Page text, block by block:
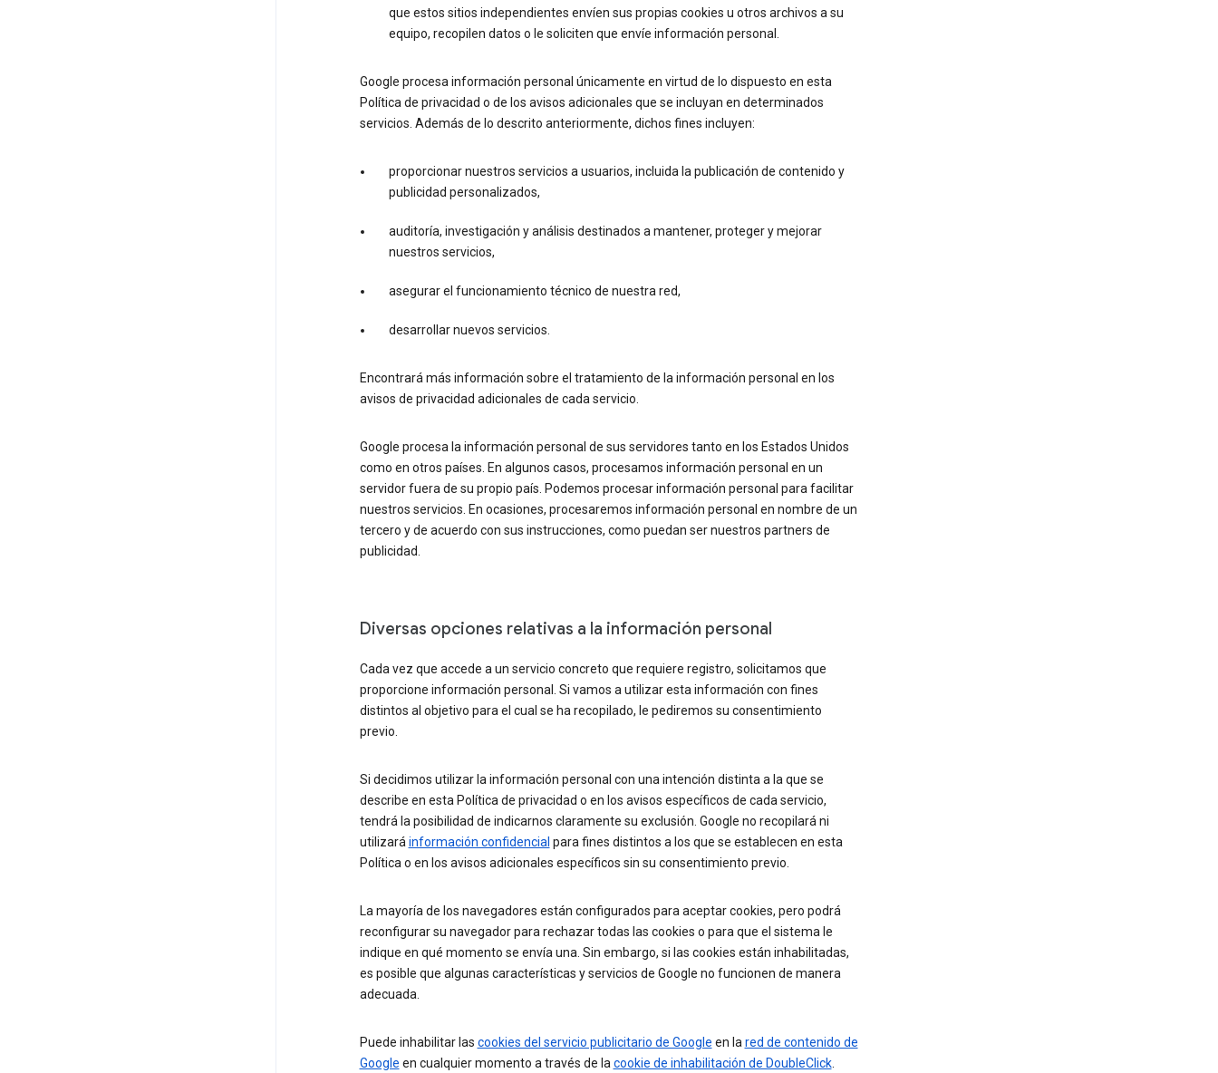
que estos sitios independientes envíen sus propias cookies u otros archivos a su
equipo, recopilen datos o le soliciten que envíe información personal.
Google procesa información personal únicamente en virtud de lo dispuesto en esta
Política de privacidad o de los avisos adicionales que se incluyan en determinados
servicios. Además de lo descrito anteriormente, dichos fines incluyen:
proporcionar nuestros servicios a usuarios, incluida la publicación de contenido y
publicidad personalizados,
auditoría, investigación y análisis destinados a mantener, proteger y mejorar
nuestros servicios,
asegurar el funcionamiento técnico de nuestra red,
desarrollar nuevos servicios.
Encontrará más información sobre el tratamiento de la información personal en los
avisos de privacidad adicionales de cada servicio.
Google procesa la información personal de sus servidores tanto en los Estados Unidos
como en otros países. En algunos casos, procesamos información personal en un
servidor fuera de su propio país. Podemos procesar información personal para facilitar
nuestros servicios. En ocasiones, procesaremos información personal en nombre de un
tercero y de acuerdo con sus instrucciones, como puedan ser nuestros partners de
publicidad.
Diversas opciones relativas a la información personal
Cada vez que accede a un servicio concreto que requiere registro, solicitamos que
proporcione información personal. Si vamos a utilizar esta información con fines
distintos al objetivo para el cual se ha recopilado, le pediremos su consentimiento
previo.
Si decidimos utilizar la información personal con una intención distinta a la que se
describe en esta Política de privacidad o en los avisos específicos de cada servicio,
tendrá la posibilidad de indicarnos claramente su exclusión. Google no recopilará ni
utilizará información confidencial para fines distintos a los que se establecen en esta
Política o en los avisos adicionales específicos sin su consentimiento previo.
La mayoría de los navegadores están configurados para aceptar cookies, pero podrá
reconfigurar su navegador para rechazar todas las cookies o para que el sistema le
indique en qué momento se envía una. Sin embargo, si las cookies están inhabilitadas,
es posible que algunas características y servicios de Google no funcionen de manera
adecuada.
Puede inhabilitar las cookies del servicio publicitario de Google en la red de contenido de
Google en cualquier momento a través de la cookie de inhabilitación de DoubleClick.